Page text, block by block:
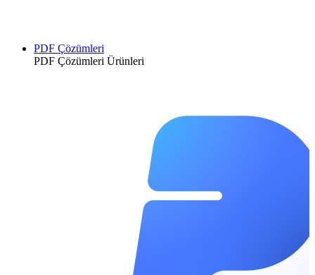
PDF Çözümleri
PDF Çözümleri Ürünleri